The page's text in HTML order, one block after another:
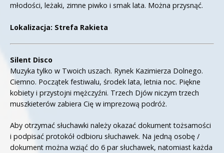
młodości, leżaki, zimne piwko i smak lata. Można przysnąć.
Lokalizacja: Strefa Rakieta
Silent Disco
Muzyka tylko w Twoich uszach. Rynek Kazimierza Dolnego.
Ciemno. Początek festiwalu, środek lata, letnia noc. Piękne
kobiety i przystojni mężczyźni. Trzech Djów niczym trzech
muszkieterów zabiera Cię w imprezową podróż.
Aby otrzymać słuchawki należy okazać dokument tożsamości
i podpisać protokół odbioru słuchawek. Na jedną osobę /
dokument można wziąć do 6 par słuchawek, natomiast każda